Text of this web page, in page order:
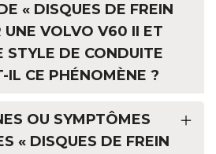
« DISQUES DE FREIN
UNE VOLVO V60 II ET
STYLE DE CONDUITE
IL CE PHÉNOMÈNE ?
OU SYMPTÔMES
« DISQUES DE FREIN